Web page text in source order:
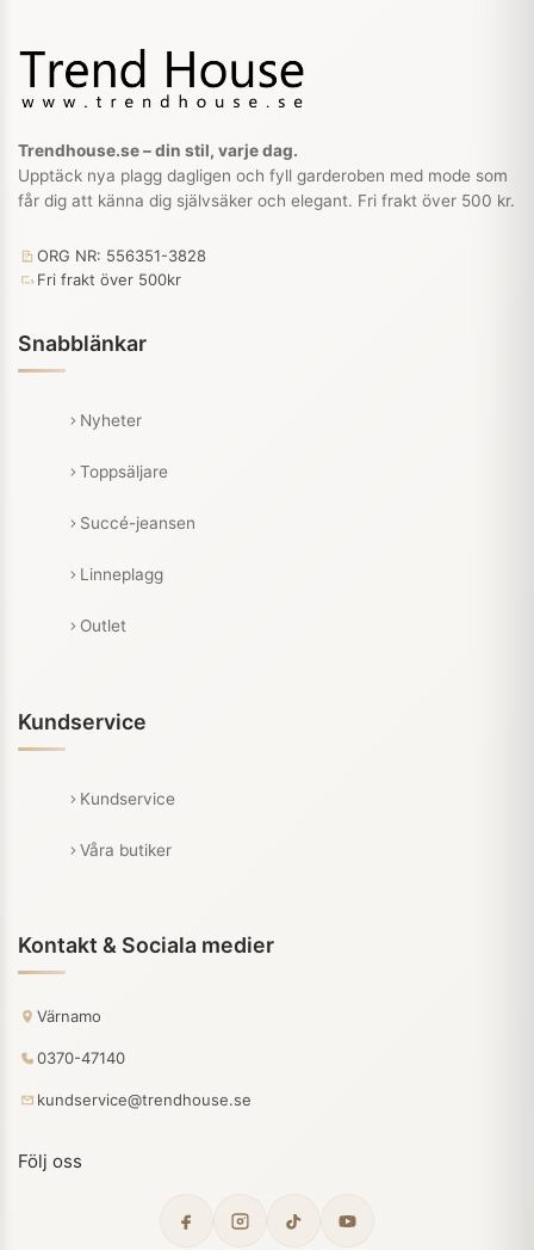
Trendhouse.se – din stil, varje dag.
Upptäck nya plagg dagligen och fyll garderoben med mode som
får dig att känna dig självsäker och elegant. Fri frakt över 500 kr.
ORG NR: 556351-3828
Fri frakt över 500kr
Snabblänkar
Nyheter
Toppsäljare
Succé-jeansen
Linneplagg
Outlet
Kundservice
Kundservice
Våra butiker
Kontakt & Sociala medier
Värnamo
0370-47140
kundservice@trendhouse.se
Följ oss